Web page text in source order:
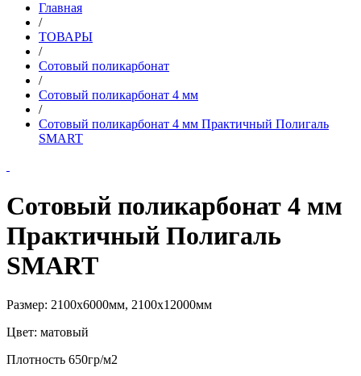
Главная
/
ТОВАРЫ
/
Сотовый поликарбонат
/
Сотовый поликарбонат 4 мм
/
Сотовый поликарбонат 4 мм Практичный Полигаль
SMART
Сотовый поликарбонат 4 мм
Практичный Полигаль
SMART
Размер: 2100х6000мм, 2100х12000мм
Цвет: матовый
Плотность 650гр/м2